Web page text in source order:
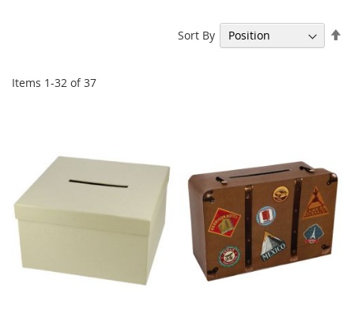
Items 1-32 of37
Sort By